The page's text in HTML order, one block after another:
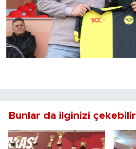
Bunlar da ilginizi çekebilir